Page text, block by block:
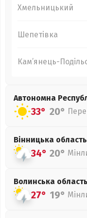
Хмельницький
Шепетівка
Кам’янець-
Автономна
33° 20°
Вінницька область
34° 20°
Волинська область
27° 19°